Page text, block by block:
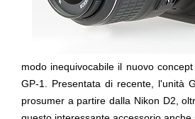
modo inequivocabile il nuovo
GP-1. Presentata di recente, l'unità
prosumer a partire dalla Nikon D2,